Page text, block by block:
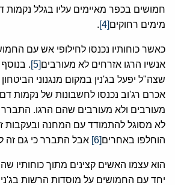
חמושים בכפר מאיימים עליו בגלל נקמות
מימים רחוקים[4]
.
כאשר כוחותיו נכנסו לחילופי אש עם
אנשיו הרגו אזרחים לא מעורבים[5]
.
שצה"ל יפעל בג'נין במקום מנגנוני
אכרם רג'וב נכנסו לחשבונות של נקמות
מעורבים ולא מעורבים שהם הרגו. התברר
לא מסוגל להתמודד עם המחנה ובעקבות
הוחלפו באחרים[6] אבל התברר כי גם זה
הוא עצמו האשים קצינים מתוך כוחותיו
יחד עם החמושים על מוסדות הרשות